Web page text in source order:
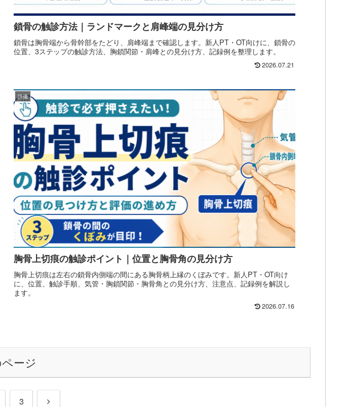
鎖骨の触診方法｜ランドマークと肩峰端の見分け方
鎖骨は胸骨端から骨幹部をたどり、肩峰端まで確認します。新人PT・OT向けに、鎖骨の
位置、3ステップの触診方法、胸鎖関節・肩峰との見分け方、記録例を整理します。
2026.07.21
評価
胸骨上切痕の触診ポイント｜位置と胸骨角の見分け方
胸骨上切痕は左右の鎖骨内側端の間にある胸骨柄上縁のくぼみです。新人PT・OT向け
に、位置、触診手順、気管・胸鎖関節・胸骨角との見分け方、注意点、記録例を解説し
ます。
2026.07.16
ージ
3 次